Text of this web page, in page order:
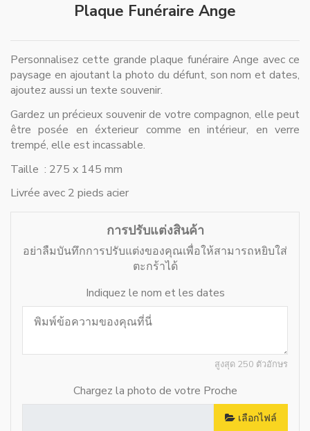
Plaque Funéraire Ange
Personnalisez cette grande plaque funéraire Ange avec ce
paysage en ajoutant la photo du défunt, son nom et dates,
ajoutez aussi un texte souvenir.
Gardez un précieux souvenir de votre compagnon, elle peut
être posée en éxterieur comme en intérieur, en verre
trempé, elle est incassable.
Taille : 275 x 145 mm
Livrée avec 2 pieds acier
การปรับแต่งสินค้า
อย่าลืมบันทึกการปรับแต่งของคุณเพื่อให้สามารถหยิบใส่
ตะกร้าได้
Indiquez le nom et les dates
สูงสุด 250 ตัวอักษร
Chargez la photo de votre Proche
เลือกไฟล์